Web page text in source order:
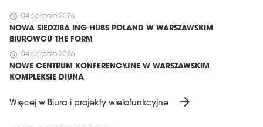
schedule 04 sierpnia 2026
NOWA SIEDZIBA ING HUBS POLAND W WARSZAWSKIM
BIUROWCU THE FORM
schedule 04 sierpnia 2026
NOWE CENTRUM KONFERENCYJNE W WARSZAWSKIM
KOMPLEKSIE DIUNA
Więcej w Biura i projekty wielofunkcyjne arrow_forward